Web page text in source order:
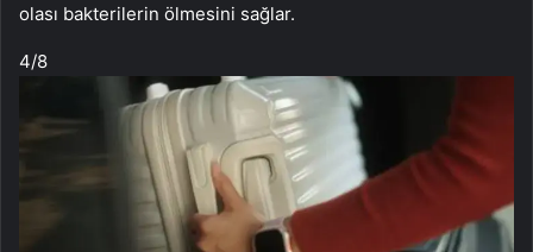
olası bakterilerin ölmesini sağlar.
4/8